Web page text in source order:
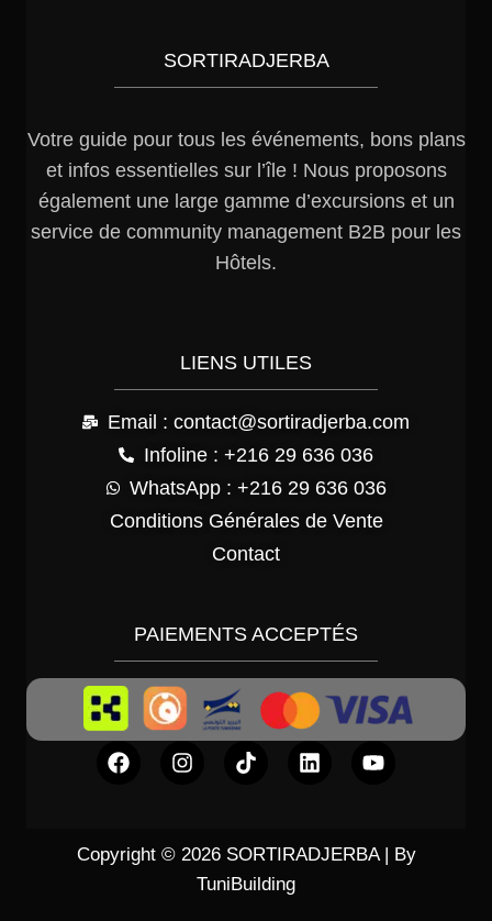
SORTIRADJERBA
Votre guide pour tous les événements, bons plans
et infos essentielles sur l’île ! Nous proposons
également une large gamme d’excursions et un
service de community management B2B pour les
Hôtels.
LIENS UTILES
Email : contact@sortiradjerba.com
Infoline : +216 29 636 036
WhatsApp : +216 29 636 036
Conditions Générales de Vente
Contact
PAIEMENTS ACCEPTÉS
Copyright © 2026 SORTIRADJERBA | By
TuniBuilding